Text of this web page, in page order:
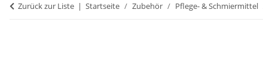
Zurück zur Liste Startseite Zubehör Pflege- & Schmiermittel